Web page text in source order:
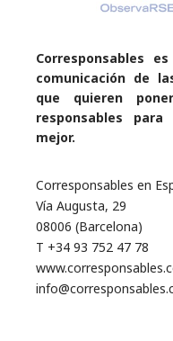
Corresponsables
comunicación de
que quieren
responsables
mejor.
Corresponsables en
Vía Augusta, 29
08006 (Barcelona)
T +34 93 752 47 78